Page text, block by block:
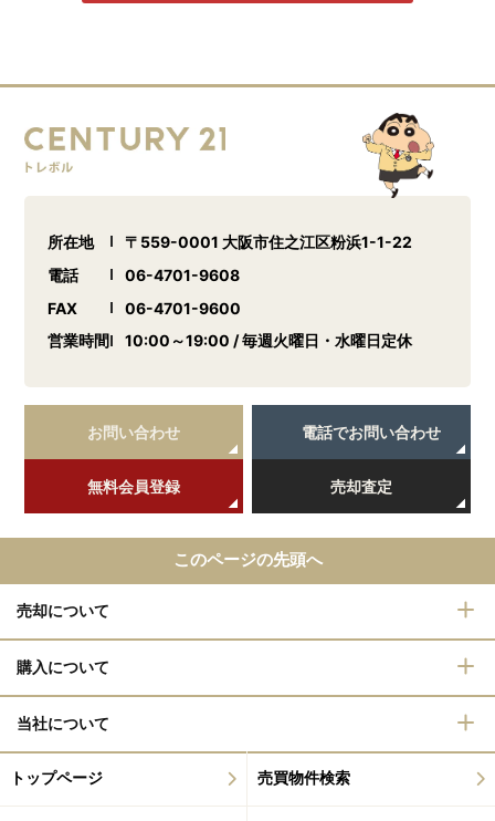
所在地
〒559-0001 大阪市住之江区粉浜1-1-22
電話
06-4701-9608
FAX
06-4701-9600
営業時間
10:00～19:00 / 毎週火曜日・水曜日定休
お問い合わせ 電話でお問い合わせ
無料会員登録 売却査定
このページの先頭へ
売却について
購入について
当社について
トップページ 売買物件検索